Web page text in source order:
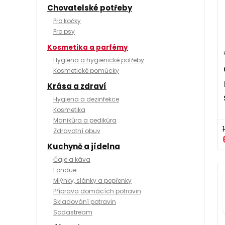
Chovatelské potřeby
Pro kočky
Pro psy
Kosmetika a parfémy
Hygiena a hygienické potřeby
Kosmetické pomůcky
Krása a zdraví
Hygiena a dezinfekce
Kosmetika
Manikúra a pedikúra
Zdravotní obuv
Kuchyně a jídelna
Čaje a káva
Fondue
Mlýnky, slánky a pepřenky
Příprava domácích potravin
Skladování potravin
Sodastream